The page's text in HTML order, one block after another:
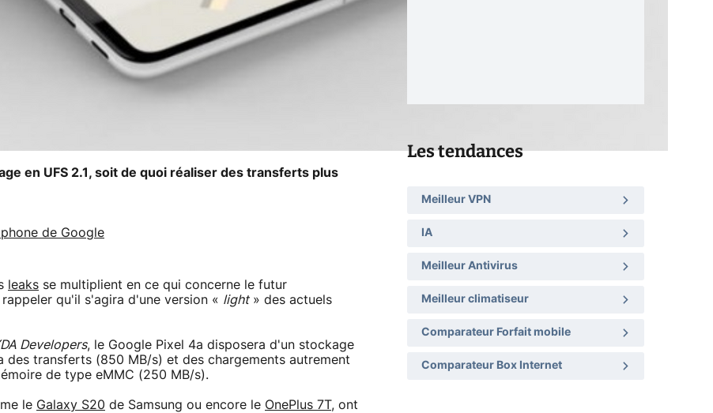
en UFS 2.1, soit de quoi réaliser des transferts plus
de Google
leaks se multiplient en ce qui concerne le futur
qu'il s'agira d'une version « light» des actuels
Developers, le Google Pixel 4a disposera d'un stockage
des transferts (850 MB/s) et des chargements autrement
de type eMMC (250 MB/s).
le Galaxy S20 de Samsung ou encore le OnePlus 7T, ont
Les tendances
Meilleur VPN
IA
Meilleur Antivirus
Meilleur climatiseur
Comparateur Forfait mobile
Comparateur Box Internet